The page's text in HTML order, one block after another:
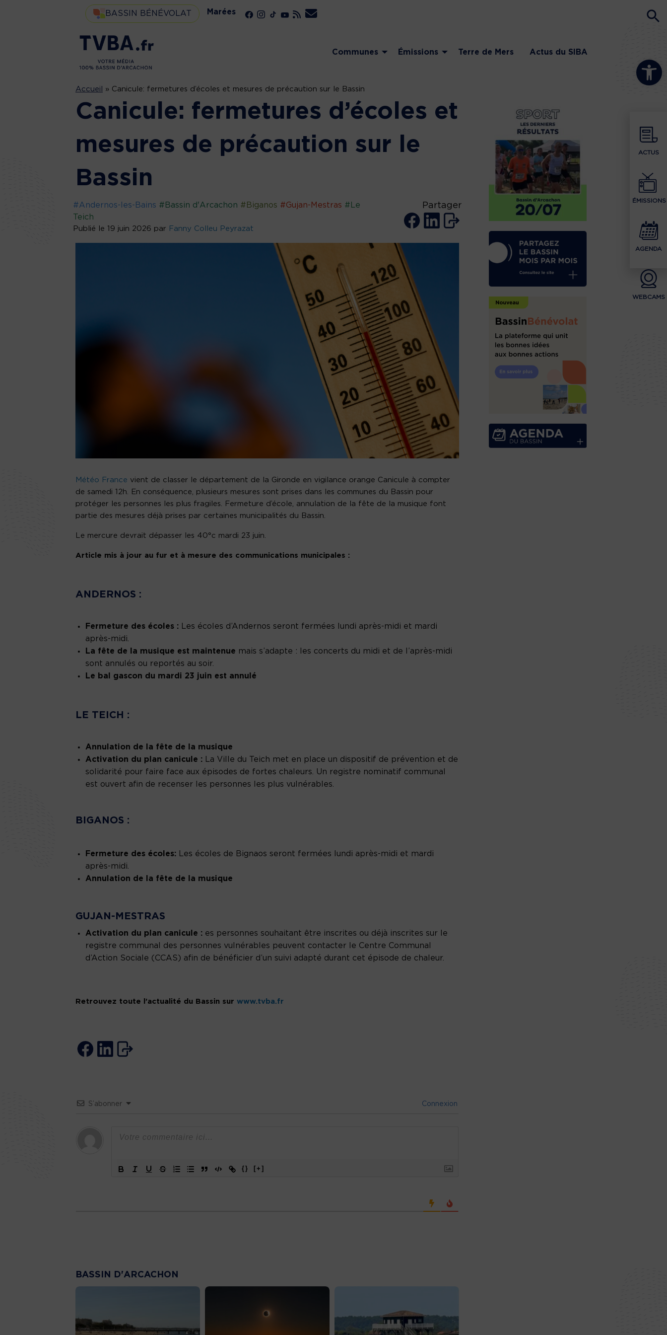
Ouvrir la
ACTUS
ÉMISSIONS
AGENDA
WEBCAMS
BASSIN BÉNÉVOLAT Marées
Communes Émissions Terre de Mers Actus du SIBA
Accueil » Canicule: fermetures d’écoles et mesures de précaution sur le Bassin
Canicule: fermetures d’écoles et
mesures de précaution sur le
Bassin
#Andernos-les-Bains #Bassin d'Arcachon #Biganos #Gujan-Mestras #Le
Teich
Publié le 19 juin 2026 par Fanny Colleu Peyrazat
Partager
Météo France vient de classer le département de la Gironde en vigilance orange Canicule à compter
de samedi 12h. En conséquence, plusieurs mesures sont prises dans les communes du Bassin pour
protéger les personnes les plus fragiles. Fermeture d’école, annulation de la fête de la musique font
partie des mesures déjà prises par certaines municipalités du Bassin.
Le mercure devrait dépasser les 40°c mardi 23 juin.
Article mis à jour au fur et à mesure des communications municipales :
ANDERNOS :
Fermeture des écoles : Les écoles d’Andernos seront fermées lundi après-midi et mardi
après-midi.
La fête de la musique est maintenue mais s’adapte : les concerts du midi et de l’après-midi
sont annulés ou reportés au soir.
Le bal gascon du mardi 23 juin est annulé
LE TEICH :
Annulation de la fête de la musique
Activation du plan canicule : La Ville du Teich met en place un dispositif de prévention et de
solidarité pour faire face aux épisodes de fortes chaleurs. Un registre nominatif communal
est ouvert afin de recenser les personnes les plus vulnérables.
BIGANOS :
Fermeture des écoles: Les écoles de Bignaos seront fermées lundi après-midi et mardi
après-midi.
Annulation de la fête de la musique
GUJAN-MESTRAS
Activation du plan canicule : es personnes souhaitant être inscrites ou déjà inscrites sur le
registre communal des personnes vulnérables peuvent contacter le Centre Communal
d’Action Sociale (CCAS) afin de bénéficier d’un suivi adapté durant cet épisode de chaleur.
Retrouvez toute l’actualité du Bassin sur www.tvba.fr
S’abonner Connexion
{} [+]
BASSIN D'ARCACHON